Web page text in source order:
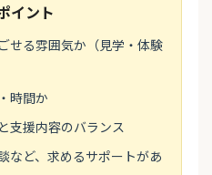
イント
せる雰囲気か（見学・体験
時間か
支援内容のバランス
など、求めるサポートがあ